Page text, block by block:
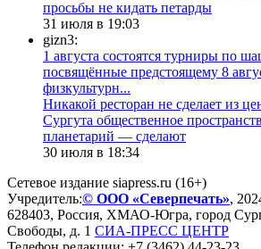
просьбы не кидать петарды
31 июля в 19:03
gizn3:
1 августа состоятся турниры по
посвящённые предстоящему 8
физкультурн...
​Никакой ресторан не сделает из
Сургута общественное
планетарий — сделают
30 июля в 18:34
Сетевое издание siapress.ru (16+)
Учредитель:© ООО «Северпечать»,
628403, Россия, ХМАО-Югра, город
Свободы, д. 1 СИА-ПРЕСС ЦЕНТР